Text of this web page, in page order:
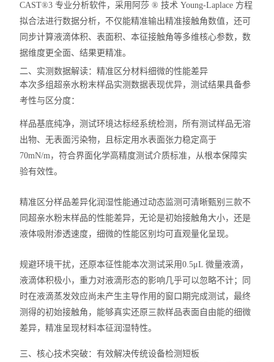
CAST®3 专业分析软件，采用 阿莎 ® 技术 Young-Laplace 方程
拟合法进行数据分析，不仅能精准输出精准接触角数值，还可
同步计算液滴体积、表面积、本征接触角等多维核心参数，数
据维度更全面、结果更精准。
二、实测数据解读：精准区分材料细微的性能差异
本次多组超亲水粉末样品实测数据表现优异，测试结果具备参
考性与区分度：
样品基底纯净，测试环境达标经系统检测，所有测试样品无溶
出物、无表面污染物，且标定用水表面张力稳定高于
70mN/m，符合界面化学高精度测试介质标准，从根本保障实
验有效性。
精准区分样品差异化润湿性能通过动态监测可清晰甄别 三款不
同超亲水粉末样品的性能差异，无论是初始接触角大小，还是
液体吸附渗透速度，细微的性能区别均可直观量化呈现。
规避环境干扰，还原本征性能本次测试采用0.5μL 微量液滴 ，
液滴体积极小，重力对液滴形态的影响几乎可以忽略不计；同
时在液滴蒸发效应尚未产生主导作用的窗口期完成测试，最终
测得的初始接触角，能够真实还原三款样品表面自由能的细微
差异，精准呈现材料本征润湿特性。
三、核心技术突破：有效解决传统设备检测短板